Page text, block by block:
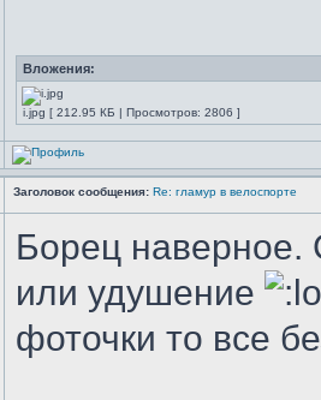
Вложения:
i.jpg [ 212.95 КБ | Просмотров: 2806 ]
Заголовок сообщения: Re: гламур в велоспорте
Борец наверное.
или удушение
фоточки то все